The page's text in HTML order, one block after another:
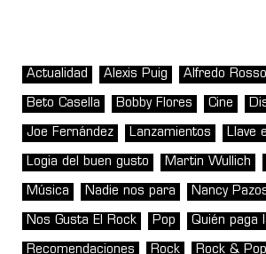
Actualidad Alexis Puig Alfredo Rosso
Beto Casella Bobby Flores Cine
Joe Fernández Lanzamientos Llave
Logia del buen gusto Martin Wullich
Música Nadie nos para Nancy
Nos Gusta El Rock Pop Quién paga
Recomendaciones Rock Rock & Pop